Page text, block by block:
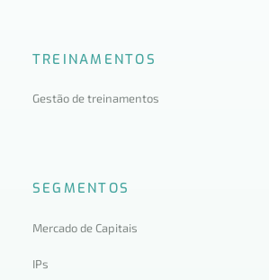
TREINAMENTOS
Gestão de treinamentos
SEGMENTOS
Mercado de Capitais
IPs